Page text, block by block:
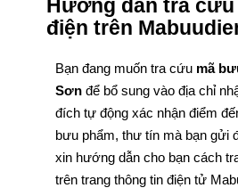
Hướng dẫn tra
điện trên
Bạn đang muốn tra cứu mã
Sơn để bổ sung vào địa chỉ
đích tự động xác nhận điểm
bưu phẩm, thư tín mà bạn gửi
xin hướng dẫn cho bạn cách
trên trang thông tin điện tử